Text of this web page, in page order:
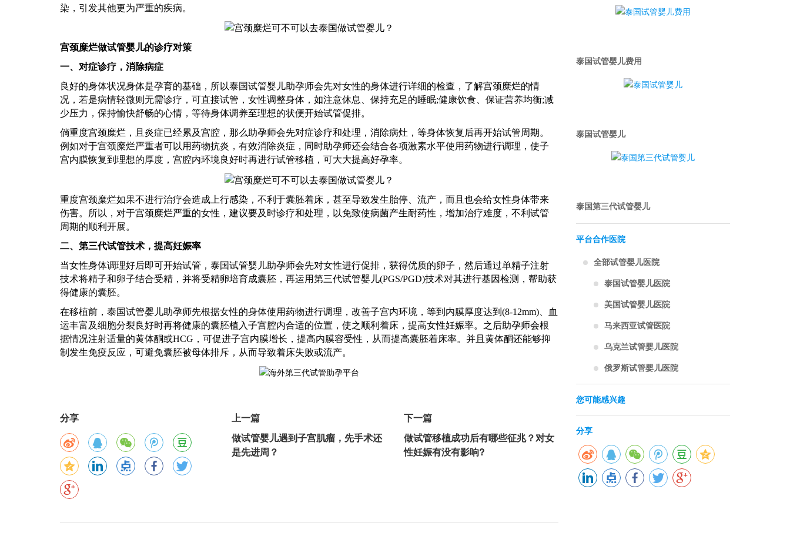
染，引发其他更为严重的疾病。
宫颈糜烂做试管婴儿的诊疗对策
一、对症诊疗，消除病症
良好的身体状况身体是孕育的基础，所以泰国试管婴儿助孕师会先对女性的身体进行详细的检查，了解宫颈糜烂的情
况，若是病情轻微则无需诊疗，可直接试管，女性调整身体，如注意休息、保持充足的睡眠;健康饮食、保证营养均衡;减
少压力，保持愉快舒畅的心情，等待身体调养至理想的状便开始试管促排。
倘重度宫颈糜烂，且炎症已经累及宫腔，那么助孕师会先对症诊疗和处理，消除病灶，等身体恢复后再开始试管周期。
例如对于宫颈糜烂严重者可以用药物抗炎，有效消除炎症，同时助孕师还会结合各项激素水平使用药物进行调理，使子
宫内膜恢复到理想的厚度，宫腔内环境良好时再进行试管移植，可大大提高好孕率。
重度宫颈糜烂如果不进行治疗会造成上行感染，不利于囊胚着床，甚至导致发生胎停、流产，而且也会给女性身体带来
伤害。所以，对于宫颈糜烂严重的女性，建议要及时诊疗和处理，以免致使病菌产生耐药性，增加治疗难度，不利试管
周期的顺利开展。
二、 第三代试管技术，提高妊娠率
当女性身体调理好后即可开始试管， 泰国试管婴儿助孕师会先对女性进行促排，获得优质的卵子，然后通过单精子注射
技术将精子和卵子结合受精，并将受精卵培育成囊胚，再运用第三代试管婴儿(PGS/PGD)技术对其进行基因检测，帮助获
得健康的囊胚。
在移植前， 泰国试管婴儿助孕师先根据女性的身体使用药物进行调理，改善子宫内环境，等到内膜厚度达到 (8-12mm)、血
运丰富及细胞分裂良好时再将健康的囊胚植入子宫腔内合适的位置，使之顺利着床，提高女性妊娠率。之后助孕师会根
据情况注射适量的黄体酮或HCG，可促进子宫内膜增长，提高内膜容受性，从而提高囊胚着床率。并且黄体酮还能够抑
制发生免疫反应，可避免囊胚被母体排斥，从而导致着床失败或流产。
分享
上一篇
做试管婴儿遇到子宫肌瘤，先手术还
是先进周？
下一篇
做试管移植成功后有哪些征兆？对女
性妊娠有没有影响?
泰国试管婴儿费用
泰国试管婴儿
泰国第三代试管婴儿
平台合作医院
全部试管婴儿医院
泰国试管婴儿医院
美国试管婴儿医院
马来西亚试管医院
乌克兰试管婴儿医院
俄罗斯试管婴儿医院
您可能感兴趣
分享